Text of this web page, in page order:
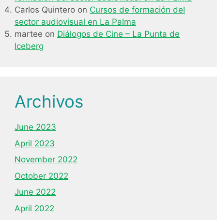
Carlos Quintero on Cursos de formación del
sector audiovisual en La Palma
martee on Diálogos de Cine – La Punta de
Iceberg
Archivos
June 2023
April 2023
November 2022
October 2022
June 2022
April 2022